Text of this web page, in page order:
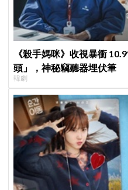
《殺手媽咪》收視暴衝
頭」，神秘竊聽器埋伏筆
韓劇